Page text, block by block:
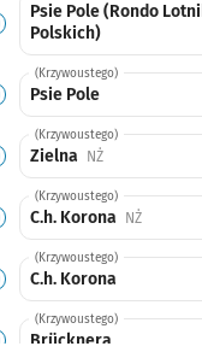
Psie Pole (Rondo
Polskich)
(Krzywoustego)
Psie Pole
(Krzywoustego)
Zielna NŻPrzystanek na
(Krzywoustego)
C.h. Korona NŻ
(Krzywoustego)
C.h. Korona
(Krzywoustego)
Brücknera